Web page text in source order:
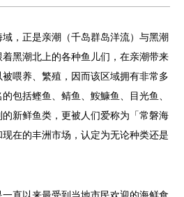
，正是亲潮（千岛群岛洋流）与黑潮
着黑潮北上的各种鱼儿们，在亲潮带来
喂养、繁殖，因而该区域拥有非常多
包括鲣鱼、鲭鱼、鮟鱇鱼、目光鱼、
新鲜鱼类，更被人们爱称为「常磐海
在的丰洲市场，认定为无论种类还是